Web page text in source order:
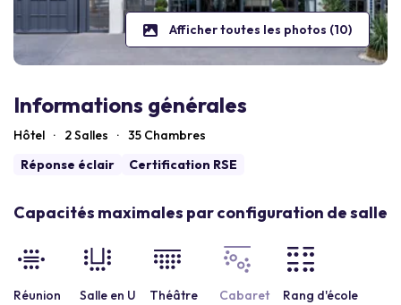
Afficher toutes les photos (10)
Informations générales
Hôtel · 2 Salles · 35 Chambres
Réponse éclair
Certification RSE
Capacités maximales par configuration de salle
Réunion Salle en U Théâtre Cabaret Rang d'école